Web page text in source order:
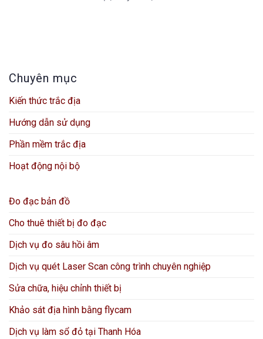
Chuyên mục
Kiến thức trắc địa
Hướng dẫn sử dụng
Phần mềm trắc địa
Hoạt động nội bộ
Đo đạc bản đồ
Cho thuê thiết bị đo đạc
Dịch vụ đo sâu hồi âm
Dịch vụ quét Laser Scan công trình chuyên nghiệp
Sửa chữa, hiệu chỉnh thiết bị
Khảo sát địa hình bằng flycam
Dịch vụ làm sổ đỏ tại Thanh Hóa